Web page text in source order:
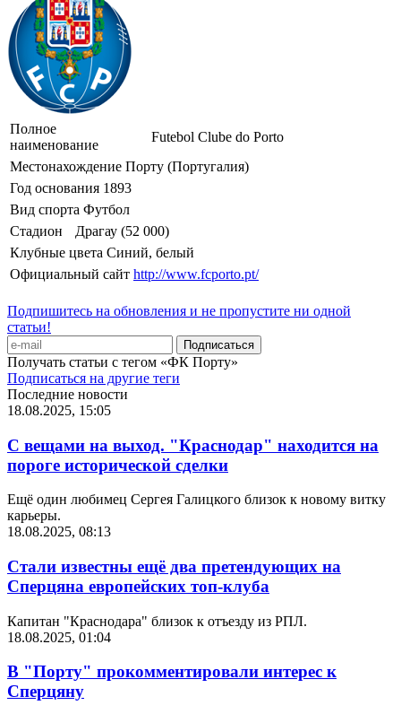
Полное
наименование
Futebol Clube do Porto
Местонахождение Порту (Португалия)
Год основания 1893
Вид спорта Футбол
Стадион
Драгау (52 000)
Клубные цвета Синий, белый
Официальный сайт http://www.fcporto.pt/
Подпишитесь на обновления и не пропустите ни одной
статьи!
Получать статьи с тегом «ФК Порту»
Подписаться на другие теги
Последние новости
18.08.2025, 15:05
С вещами на выход. "Краснодар" находится на
пороге исторической сделки
Ещё один любимец Сергея Галицкого близок к новому витку
карьеры.
18.08.2025, 08:13
Стали известны ещё два претендующих на
Сперцяна европейских топ-клуба
Капитан "Краснодара" близок к отъезду из РПЛ.
18.08.2025, 01:04
В "Порту" прокомментировали интерес к
Сперцяну